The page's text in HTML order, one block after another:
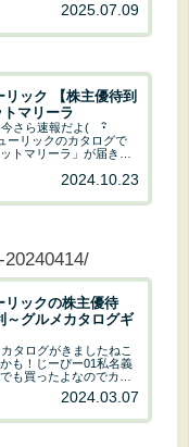
りました。実際の様子や
2025.07.09
リック 【株主優待到
マリーラ
今さら速報だよ( ･ิ
ーリックのカタログで
トマリーラ」が届きま
ったですね(・∀・)しか
2024.10.23
リックの株主優待
～グルメカタログギ
タログがきましたねこ
も！じーぴー01私名義
も買ったよなのでカタ
3年保有すれば倍に増え
想配当金予想配当利回
2024.03.07